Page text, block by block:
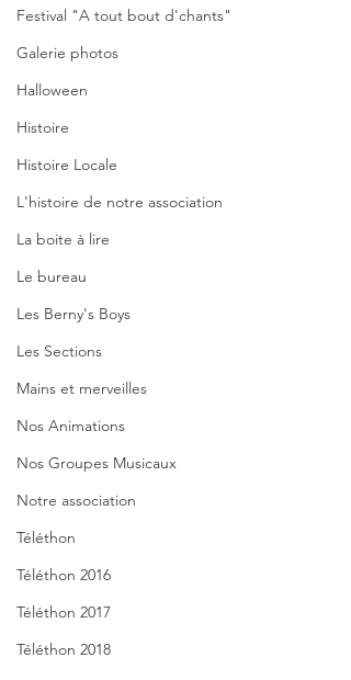
Festival "A tout bout d'chants"
Galerie photos
Halloween
Histoire
Histoire Locale
L'histoire de notre association
La boite à lire
Le bureau
Les Berny's Boys
Les Sections
Mains et merveilles
Nos Animations
Nos Groupes Musicaux
Notre association
Téléthon
Téléthon 2016
Téléthon 2017
Téléthon 2018